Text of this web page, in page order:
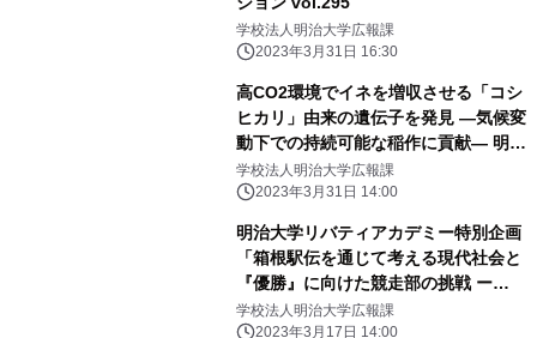
学校法人明治大学広報課
2023年3月31日 16:30
高CO2環境でイネを増収させる「コシ
ヒカリ」由来の遺伝子を発見 ―気候変
動下での持続可能な稲作に貢献― 明治
大学大学院 農学研究科の山本 英司特
任講師はゲノム解析で貢献
学校法人明治大学広報課
2023年3月31日 14:00
明治大学リバティアカデミー特別企画
「箱根駅伝を通じて考える現代社会と
『優勝』に向けた競走部の挑戦 ー
2024年第100回大会に向けてー」
学校法人明治大学広報課
2023年3月17日 14:00